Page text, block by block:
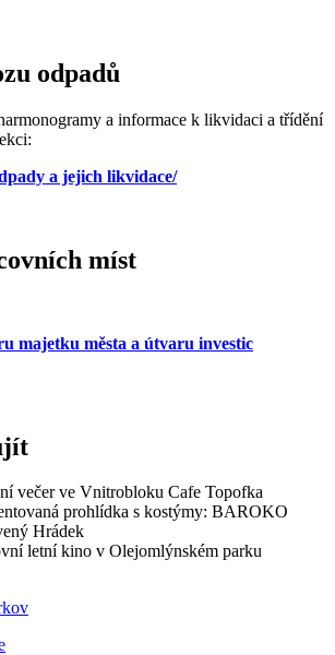
odpadů
a informace k likvidaci a třídění
a jejich likvidace/
míst
majetku města a útvaru investic
si ujít
večer ve Vnitrobloku Cafe Topofka
prohlídka s kostýmy: BAROKO
Hrádek
letní kino v Olejomlýnském parku